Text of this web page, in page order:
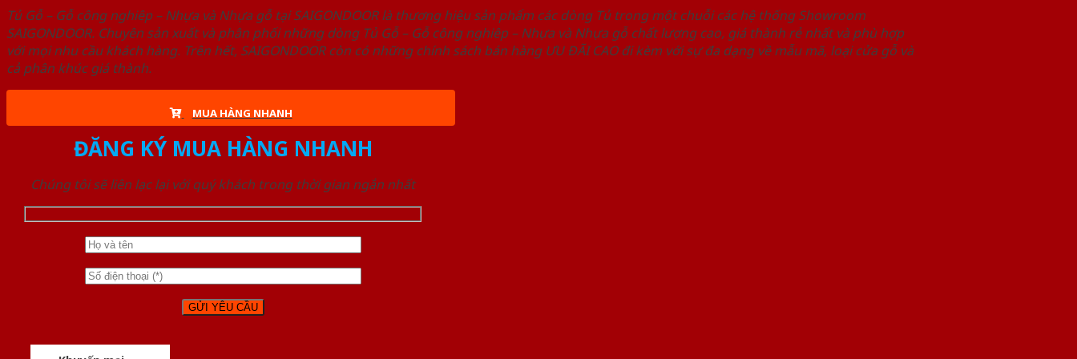
Tủ Gỗ – Gỗ công nghiêp – Nhựa và Nhựa gỗ tại SAIGONDOOR là thương hiệu sản phẩm các dòng Tủ trong một chuỗi các hệ thống Showroom
SAIGONDOOR. Chuyên sản xuất và phân phối những dòng Tủ Gỗ – Gỗ công nghiêp – Nhựa và Nhựa gỗ chất lượng cao, giá thành rẻ nhất và phù hợp
với mọi nhu cầu khách hàng. Trên hết, SAIGONDOOR còn có những chính sách bán hàng ƯU ĐÃI CAO đi kèm với sự đa dạng về mẫu mã, loại cửa gỗ và
cả phân khúc giá thành.
MUA HÀNG NHANH
ĐĂNG KÝ MUA HÀNG NHANH
Chúng tôi sẽ liên lạc lại với quý khách trong thời gian ngắn nhất